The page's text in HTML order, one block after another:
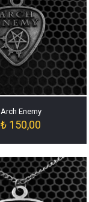
Arch Enemy
₺ 150,00